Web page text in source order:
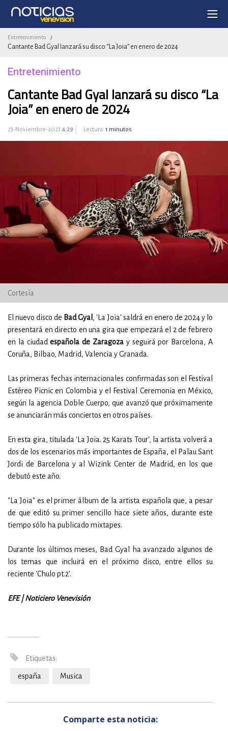
Entretenimiento /
Cantante Bad Gyal lanzará su disco “La Joia” en enero de 2024
Entretenimiento
Cantante Bad Gyal lanzará su disco “La
Joia” en enero de 2024
23-Noviembre-2023 4:29 Lectura: 1 minutos
Cortesía
El nuevo disco de Bad Gyal , 'La Joia' saldrá en enero de 2024 y lo
presentará en directo en una gira que empezará el 2 de febrero
en la ciudadespañola de Zaragoza y seguirá por Barcelona, A
Coruña, Bilbao, Madrid, Valencia y Granada.
Las primeras fechas internacionales confirmadas son el Festival
Estéreo Picnic en Colombia y el Festival Ceremonia en México,
según la agencia Doble Cuerpo, que avanzó que próximamente
se anunciarán más conciertos en otros países.
En esta gira, titulada 'La Joia. 25 Karats Tour', la artista volverá a
dos de los escenarios más importantes de España, el Palau Sant
Jordi de Barcelona y al Wizink Center de Madrid, en los que
debutó este año.
"La Joia" es el primer álbum de la artista española que, a pesar
de que editó su primer sencillo hace siete años, durante este
tiempo sólo ha publicado mixtapes.
Durante los últimos meses, Bad Gyal ha avanzado algunos de
los temas que incluirá en el próximo disco, entre ellos su
reciente 'Chulo pt.2'.
EFE | Noticiero Venevisión
Etiquetas:
españa Musica
Comparte esta noticia: